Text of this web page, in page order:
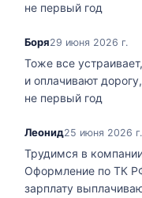
не первый год
Боря29 июня 2026 г.
Тоже все
и оплачивают
не первый год
Леонид25 июня 2026 г.
Трудимся в
Оформление по ТК
зарплату